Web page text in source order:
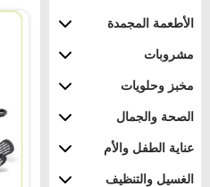
الأطعمة المجمدة
مشروبات
مخبز وحلويات
الصحة والجمال
عناية الطفل والأم
الغسيل والتنظيف